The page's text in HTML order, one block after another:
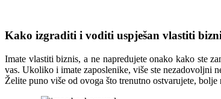
Kako izgraditi i voditi uspješan vlastiti
Imate vlastiti biznis, a ne napredujete onako kako ste
vas. Ukoliko i imate zaposlenike, više ste nezadovoljni
Želite puno više od ovoga što trenutno ostvarujete,